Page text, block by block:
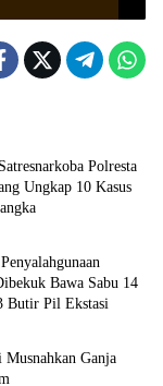
Polresta
Ungkap 10 Kasus
Bawa Sabu 14
Butir Pil Ekstasi
Ganja